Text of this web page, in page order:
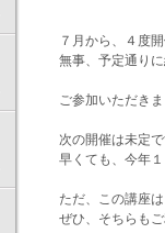
７月から、４度開
無事、予定通り
ご参加いただきま
次の開催は未定
早くても、今年
ただ、この講座
ぜひ、そちらも